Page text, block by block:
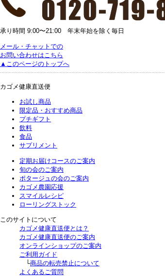
承り時間 9:00〜21:00 年末年始を除く毎日
メール・チャットでの
お問い合わせはこちら
▲このページのトップへ
カゴメ健康直送便
お試し商品
限定品・おすすめ商品
プチギフト
飲料
食品
サプリメント
定期お届けコースのご案内
旬の会のご案内
ポタージュの会のご案内
カゴメ農園応援
スマイルレシピ
ローリングストック
このサイトについて
カゴメ健康直送便とは？
カゴメ健康直送便のご案内
オンラインショップのご案内
ご利用ガイド
└商品の転売禁止について
よくあるご質問